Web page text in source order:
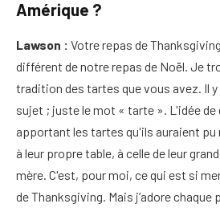
Amérique ?
Lawson : Votre repas de
différent de notre repas de Noël. Je
tradition des tartes que vous avez. Il y
sujet ; juste le mot « tarte ». L'idée
apportant les tartes qu'ils auraient pu
à leur propre table, à celle de leur
mère. C'est, pour moi, ce qui est si
de Thanksgiving. Mais j’adore chaque